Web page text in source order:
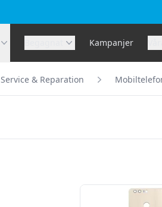
Kampanjer
Service & Reparation
Produkter